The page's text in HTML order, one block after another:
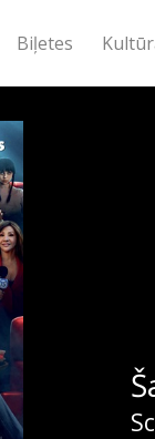
Biļetes